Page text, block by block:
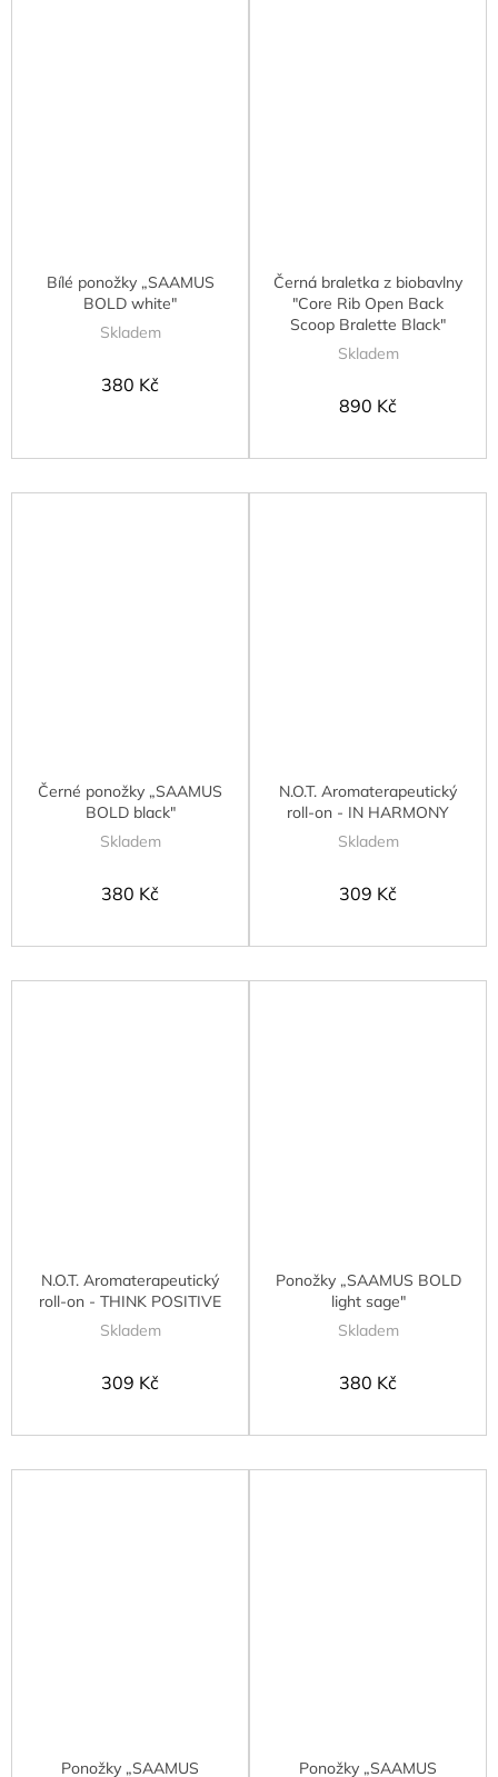
Bílé ponožky „SAAMUS
BOLD white"
Skladem
380 Kč
Černá braletka z biobavlny
"Core Rib Open Back
Scoop Bralette Black"
Skladem
890 Kč
Černé ponožky „SAAMUS
BOLD black"
Skladem
380 Kč
N.O.T. Aromaterapeutický
roll-on - IN HARMONY
Skladem
309 Kč
N.O.T. Aromaterapeutický
roll-on - THINK POSITIVE
Skladem
309 Kč
Ponožky „SAAMUS BOLD
light sage"
Skladem
380 Kč
Ponožky „SAAMUS Ponožky „SAAMUS